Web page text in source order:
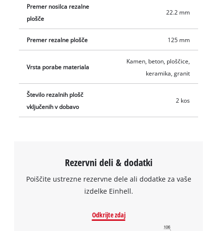
Za nalaganje storitve Google Maps
Premer nosilca rezalne
plošče
22.2 mm
Premer rezalne plošče 125 mm
Vrsta porabe materiala
Kamen, beton, ploščice,
keramika, granit
Število rezalnih plošč
vključenih v dobavo
2 kos
Rezervni deli & dodatki
Poiščite ustrezne rezervne dele ali dodatke za vaše
izdelke Einhell.
Odkrijte zdaj